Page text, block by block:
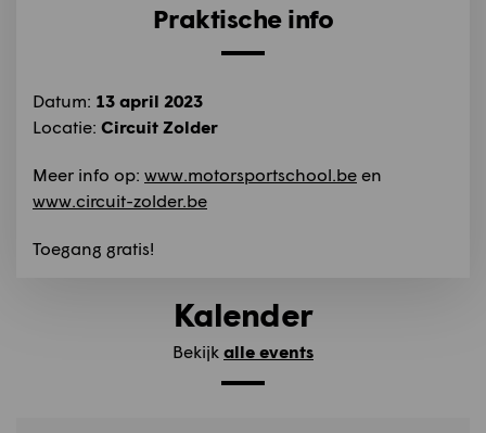
Praktische info
Datum: 13 april 2023
Locatie: Circuit Zolder
Meer info op: www.motorsportschool.be en
www.circuit-zolder.be
Toegang gratis!
Kalender
Bekijk alle events